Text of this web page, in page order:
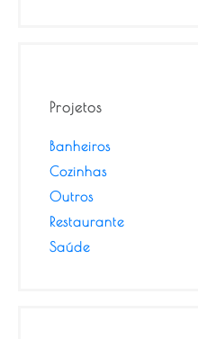
Projetos
Banheiros
Cozinhas
Outros
Restaurante
Saúde